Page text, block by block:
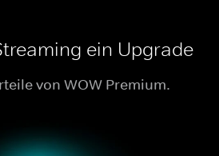
ein Upgrade
von WOW Premium.